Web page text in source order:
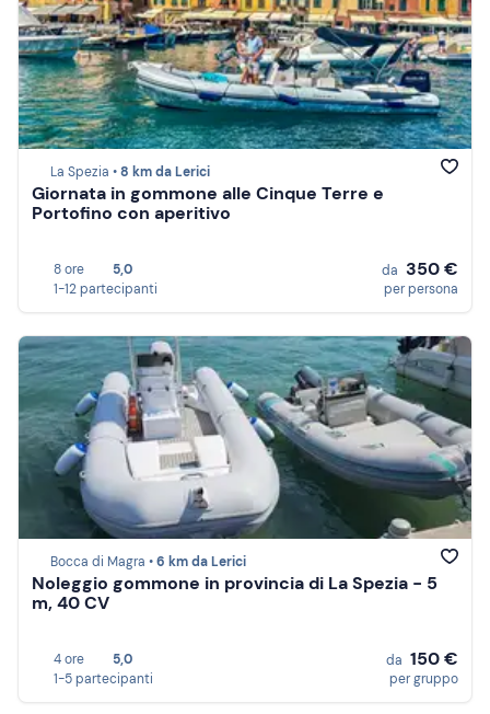
La Spezia •8 km da Lerici
Giornata in gommone alle Cinque Terre e
Portofino con aperitivo
8 ore
5,0
1-12 partecipanti
da 350 €
per persona
Bocca di Magra •6 km da Lerici
Noleggio gommone in provincia di La Spezia - 5
m, 40 CV
4 ore
5,0
1-5 partecipanti
da 150 €
per gruppo